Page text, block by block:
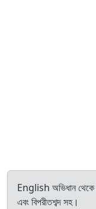
English অভিধান থেকে
এবং বিপরীতশব্দ সহ।